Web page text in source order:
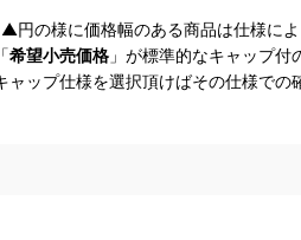
円の様に価格幅のある商品は仕様によ
「希望小売価格 」が標準的なキャップ付
ャップ仕様を選択頂けばその仕様での